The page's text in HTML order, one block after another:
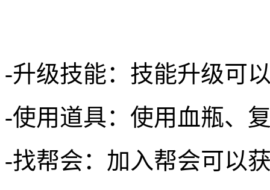
-升级技能：技能升级可
-使用道具：使用血瓶、
-找帮会：加入帮会可以